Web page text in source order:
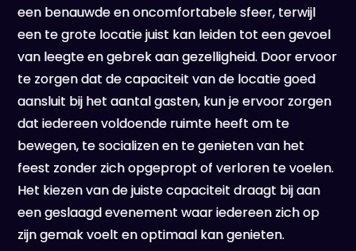
een benauwde en oncomfortabele sfeer, terwijl
een te grote locatie juist kan leiden tot een gevoel
van leegte en gebrek aan gezelligheid. Door ervoor
te zorgen dat de capaciteit van de locatie goed
aansluit bij het aantal gasten, kun je ervoor zorgen
dat iedereen voldoende ruimte heeft om te
bewegen, te socializen en te genieten van het
feest zonder zich opgepropt of verloren te voelen.
Het kiezen van de juiste capaciteit draagt bij aan
een geslaagd evenement waar iedereen zich op
zijn gemak voelt en optimaal kan genieten.